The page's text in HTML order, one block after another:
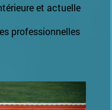
et actuelle
professionnelles